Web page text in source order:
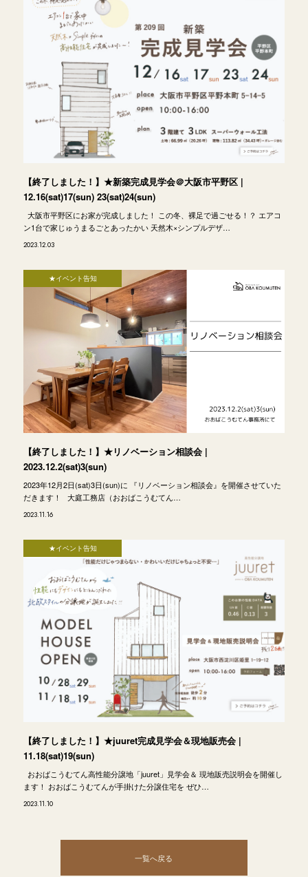
【終了しました！】★新築完成見学会＠大阪市平野区 |
12.16(sat)17(sun) 23(sat)24(sun)
大阪市平野区にお家が完成しました！ この冬、裸足で過ごせる！？ エアコ
ン1台で家じゅうまるごとあったかい 天然木×シンプルデザ…
2023.12.03
★イベント告知
【終了しました！】★リノベーション相談会 |
2023.12.2(sat)3(sun)
2023年12月2日(sat)3日(sun)に 『リノベーション相談会』を開催させていた
だきます！ 大庭工務店（おおばこうむてん…
2023.11.16
★イベント告知
【終了しました！】★juuret完成見学会＆現地販売会 |
11.18(sat)19(sun)
おおばこうむてん高性能分譲地「juuret」見学会＆ 現地販売説明会を開催し
ます！ おおばこうむてんが手掛けた分譲住宅を ぜひ…
2023.11.10
一覧へ戻る